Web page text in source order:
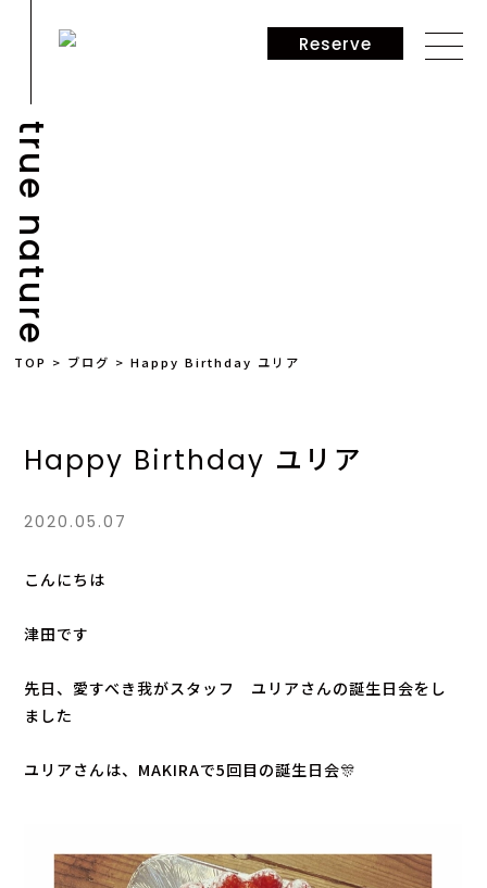
Reserve
true nature
TOP > ブログ >Happy Birthday ユリア
Happy Birthday ユリア
2020.05.07
こんにちは
津田です
先日、愛すべき我がスタッフ ユリアさんの誕生日会をし
ました
ユリアさんは、MAKIRAで5回目の誕生日会🎊